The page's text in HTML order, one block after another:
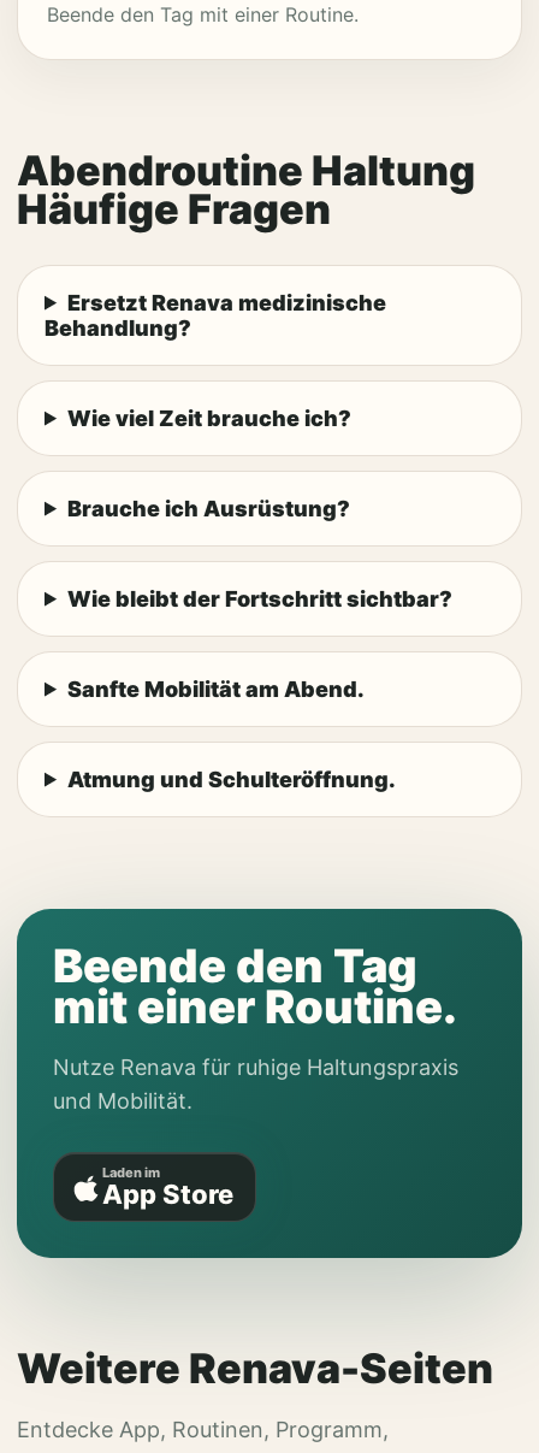
Beende den Tag mit einer Routine.
Abendroutine Haltung
Häufige Fragen
Ersetzt Renava medizinische
Behandlung?
Wie viel Zeit brauche ich?
Brauche ich Ausrüstung?
Wie bleibt der Fortschritt sichtbar?
Sanfte Mobilität am Abend.
Atmung und Schulteröffnung.
Beende den Tag
mit einer Routine.
Nutze Renava für ruhige Haltungspraxis
und Mobilität.
Laden im
App Store
Weitere Renava-Seiten
Entdecke App, Routinen, Programm,